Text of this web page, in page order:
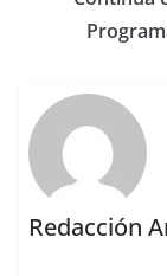
Redacción